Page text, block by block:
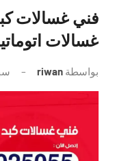
بالكويت
غسالات
بواسطة riwan